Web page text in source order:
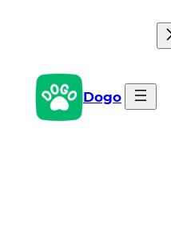
Dogo